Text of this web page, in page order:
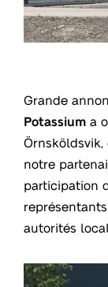
Grande
Potassium a
Örnsköldsvik,
notre
participation
autorités